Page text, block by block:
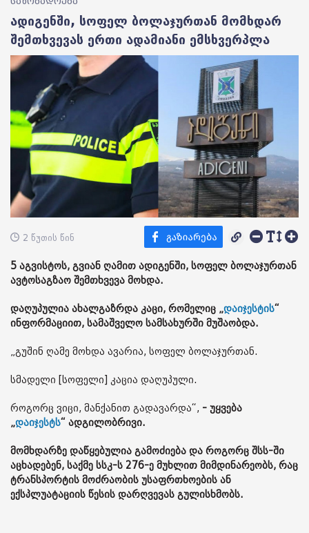
ადიგენში, სოფელ ბოლაჯურთან მომხდარ
შემთხვევას ერთი ადამიანი ემსხვერპლა
2 წუთის წინ
5 აგვისტოს, გვიან ღამით ადიგენში, სოფელ ბოლაჯურთან
ავტოსაგზაო შემთხვევა მოხდა.
დაღუპულია ახალგაზრდა კაცი, რომელიც „დაიჯესტის“
ინფორმაციით, სამაშველო სამსახურში მუშაობდა.
„გუშინ ღამე მოხდა ავარია, სოფელ ბოლაჯურთან.
სმადელი [სოფელი] კაცია დაღუპული.
როგორც ვიცი, მანქანით გადავარდა“, - უყვება
„დაიჯესტს“ ადგილობრივი.
მომხდარზე დაწყებულია გამოძიება და როგორც შსს-ში
აცხადებენ, საქმე სსკ-ს 276-ე მუხლით მიმდინარეობს, რაც
ტრანსპორტის მოძრაობის უსაფრთხოების ან
ექსპლუატაციის წესის დარღვევას გულისხმობს.